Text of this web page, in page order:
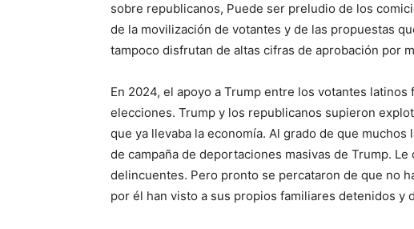
sobre republicanos, Puede ser preludio de los
de la movilización de votantes y de las propuestas
tampoco disfrutan de altas cifras de aprobación por
En 2024, el apoyo a Trump entre los votantes
elecciones. Trump y los republicanos supieron
que ya llevaba la economía. Al grado de que
de campaña de deportaciones masivas de Trump.
delincuentes. Pero pronto se percataron de que no
por él han visto a sus propios familiares detenidos y